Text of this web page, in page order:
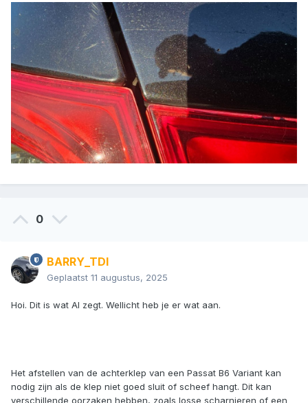
0
BARRY_TDI
Geplaatst 11 augustus, 2025
Hoi. Dit is wat AI zegt. Wellicht heb je er wat aan.
Het afstellen van de achterklep van een Passat B6 Variant kan
nodig zijn als de klep niet goed sluit of scheef hangt. Dit kan
verschillende oorzaken hebben, zoals losse scharnieren of een